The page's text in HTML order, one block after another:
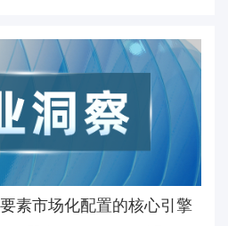
素市场化配置的核心引擎‌